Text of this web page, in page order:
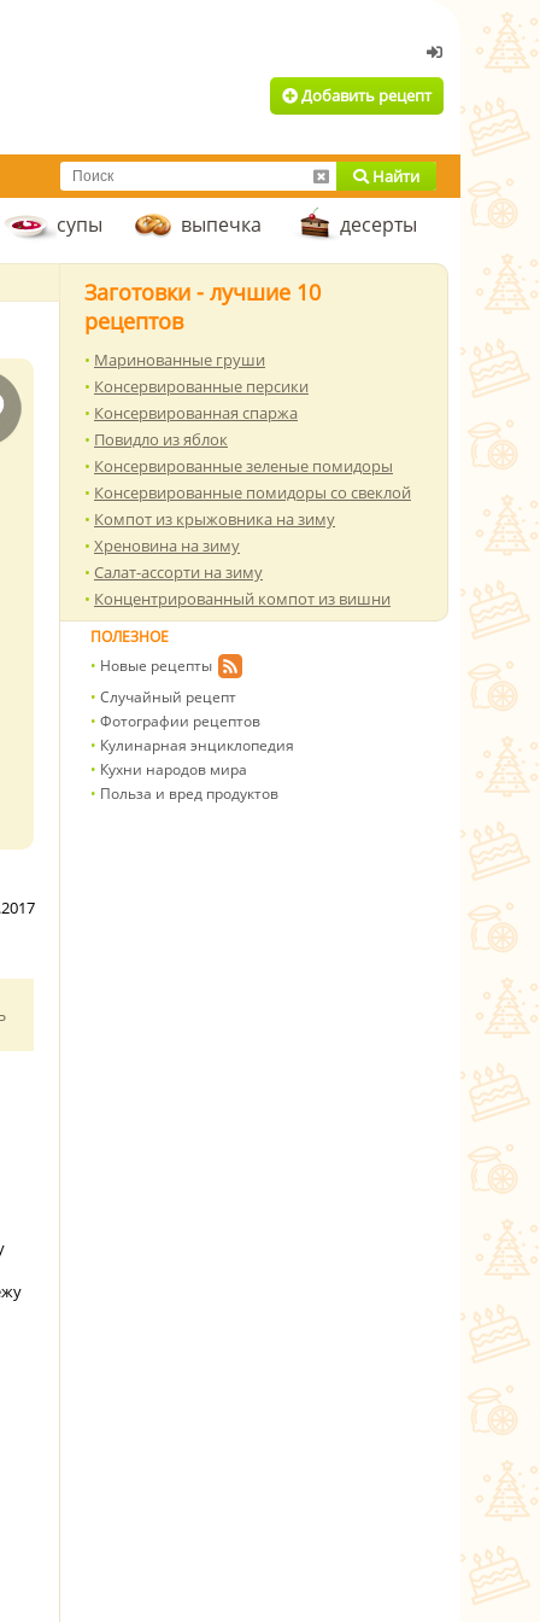
Добавить рецепт
Найти
супы выпечка десерты
Заготовки - лучшие 10
рецептов
Маринованные груши
Консервированные персики
Консервированная спаржа
Повидло из яблок
Консервированные зеленые помидоры
Консервированные помидоры со свеклой
Компот из крыжовника на зиму
Хреновина на зиму
Салат-ассорти на зиму
Концентрированный компот из вишни
ПОЛЕЗНОЕ
Новые рецепты
Случайный рецепт
Фотографии рецептов
Кулинарная энциклопедия
Кухни народов мира
Польза и вред продуктов